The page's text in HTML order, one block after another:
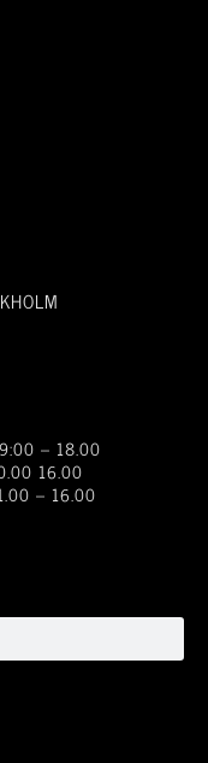
– 18.00
16.00
– 16.00